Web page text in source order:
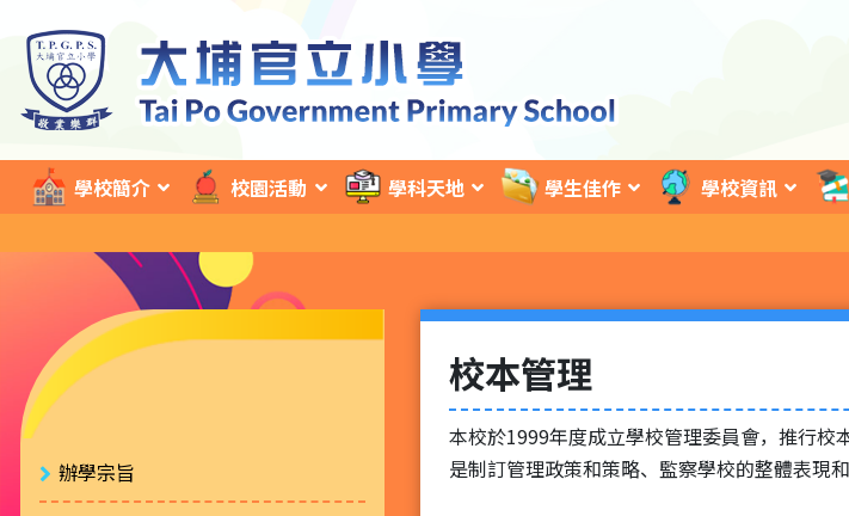
學校簡介 校園活動 學科天地 學生佳作 學校資訊
辦學宗旨
校本管理
本校於1999年度成立學校管理委員會，推行
是制訂管理政策和策略、監察學校的整體表現